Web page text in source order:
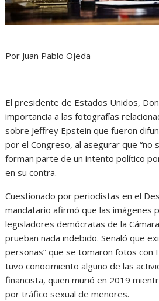
Por Juan Pablo Ojeda
El presidente de Estados Unidos,
importancia a las fotografías
sobre Jeffrey Epstein que fueron
por el Congreso, al asegurar que “no
forman parte de un intento político
en su contra.
Cuestionado por periodistas en el
mandatario afirmó que las imágenes
legisladores demócratas de la
prueban nada indebido. Señaló que
personas” que se tomaron fotos con
tuvo conocimiento alguno de las
financista, quien murió en 2019
por tráfico sexual de menores.